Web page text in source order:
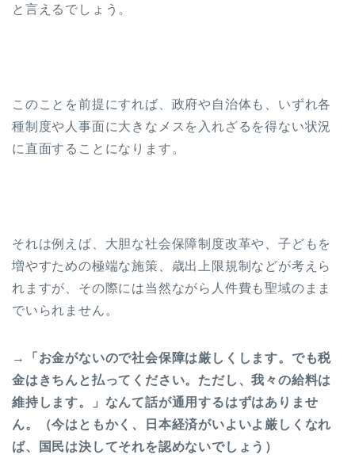
と言えるでしょう。
このことを前提にすれば、政府や自治体も、いずれ各
種制度や人事面に大きなメスを入れざるを得ない状況
に直面することになります。
それは例えば、大胆な社会保障制度改革や、子どもを
増やすための極端な施策、歳出上限規制などが考えら
れますが、その際には当然ながら人件費も聖域のまま
でいられません。
→
「お金がないので社会保障は厳しくします。でも税
金はきちんと払ってください。ただし、我々の給料は
維持します。」なんて話が通用するはずはありませ
ん。（今はともかく、日本経済がいよいよ厳しくなれ
ば、国民は決してそれを認めないでしょう）